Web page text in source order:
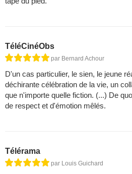
TéléCinéObs
par Bernard Achour
D'un cas particulier, le sien, le jeune
déchirante célébration de la vie, un
que n'importe quelle fiction. (...) De
de respect et d'émotion mêlés.
Télérama
par Louis Guichard